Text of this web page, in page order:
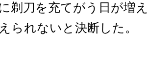
剃刀を充てがう日が増
られないと決断した。